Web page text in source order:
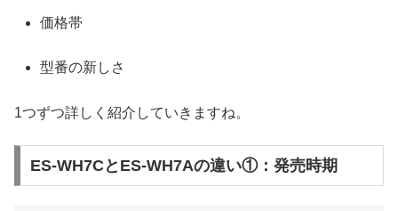
価格帯
型番の新しさ
1つずつ詳しく紹介していきますね。
ES-WH7CとES-WH7Aの違い①：発売時期